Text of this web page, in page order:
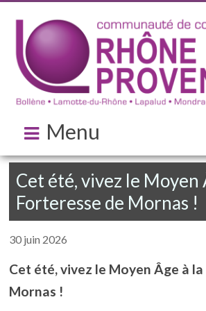
Menu
Cet été, vivez le Moyen
Forteresse de Mornas !
30 juin 2026
Cet été, vivez le Moyen Âge à
Mornas !